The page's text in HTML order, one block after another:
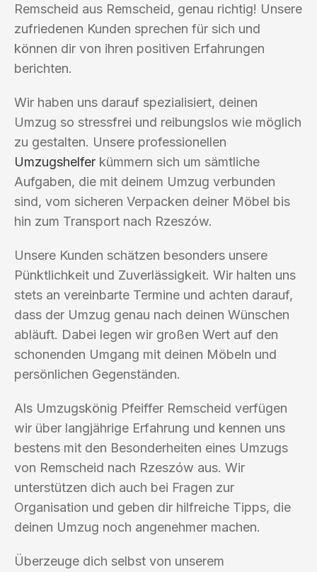
Remscheid aus Remscheid, genau richtig! Unsere
zufriedenen Kunden sprechen für sich und
können dir von ihren positiven Erfahrungen
berichten.
Wir haben uns darauf spezialisiert, deinen
Umzug so stressfrei und reibungslos wie möglich
zu gestalten. Unsere professionellen
Umzugshelfer kümmern sich um sämtliche
Aufgaben, die mit deinem Umzug verbunden
sind, vom sicheren Verpacken deiner Möbel bis
hin zum Transport nach Rzeszów.
Unsere Kunden schätzen besonders unsere
Pünktlichkeit und Zuverlässigkeit. Wir halten uns
stets an vereinbarte Termine und achten darauf,
dass der Umzug genau nach deinen Wünschen
abläuft. Dabei legen wir großen Wert auf den
schonenden Umgang mit deinen Möbeln und
persönlichen Gegenständen.
Als Umzugskönig Pfeiffer Remscheid verfügen
wir über langjährige Erfahrung und kennen uns
bestens mit den Besonderheiten eines Umzugs
von Remscheid nach Rzeszów aus. Wir
unterstützen dich auch bei Fragen zur
Organisation und geben dir hilfreiche Tipps, die
deinen Umzug noch angenehmer machen.
Überzeuge dich selbst von unserem